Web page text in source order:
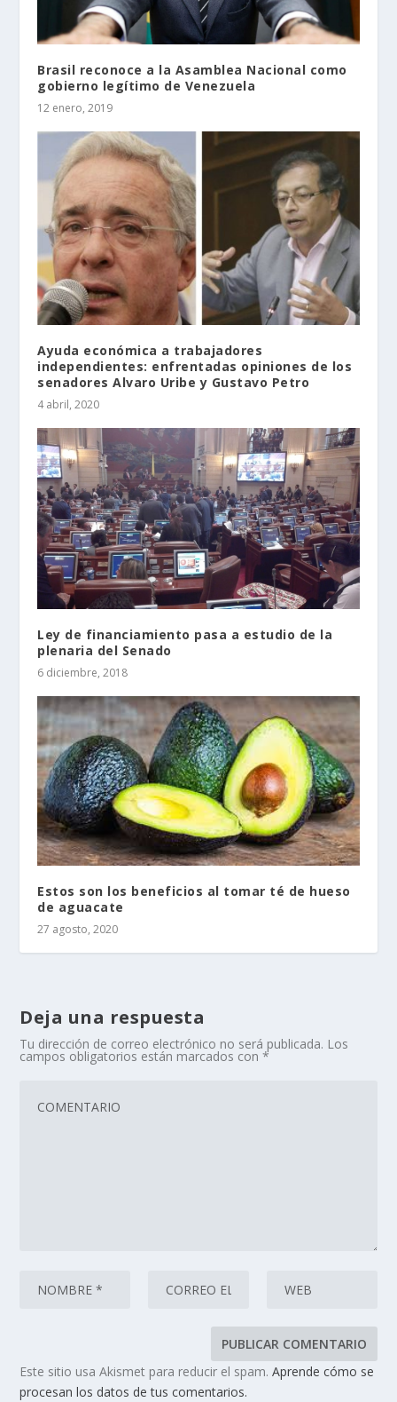
Brasil reconoce a la Asamblea Nacional como
gobierno legítimo de Venezuela
12 enero, 2019
Ayuda económica a trabajadores
independientes: enfrentadas opiniones de los
senadores Alvaro Uribe y Gustavo Petro
4 abril, 2020
Ley de financiamiento pasa a estudio de la
plenaria del Senado
6 diciembre, 2018
Estos son los beneficios al tomar té de hueso
de aguacate
27 agosto, 2020
Deja una respuesta
Tu dirección de correo electrónico no será publicada. Los
campos obligatorios están marcados con*
Este sitio usa Akismet para reducir el spam.Aprende cómo se
procesan los datos de tus comentarios.